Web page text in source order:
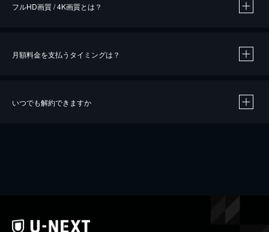
※40％ポイント還元の対象は、クレジットカード決済による作品の購入 / レンタルです。
フルHD画質 / 4K画質とは？
月額料金を支払うタイミングは？
いつでも解約できますか